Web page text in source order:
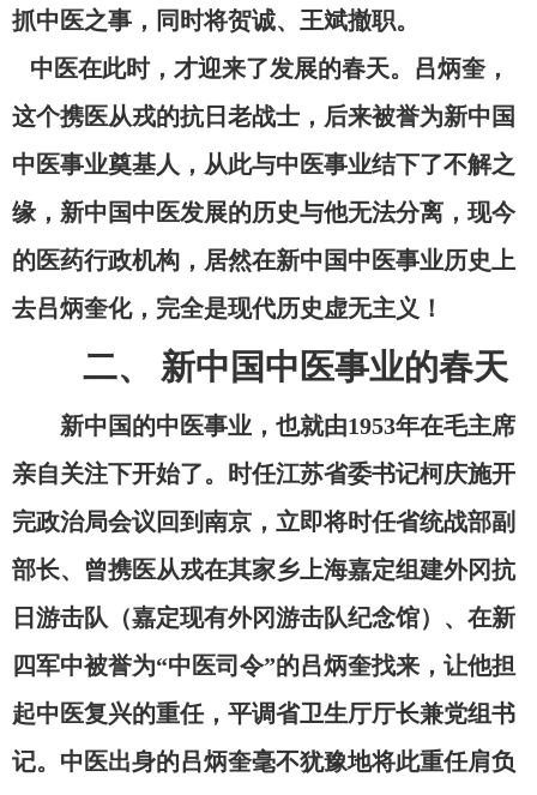
抓中医之事，同时将贺诚、王斌撤职。
中医在此时，才迎来了发展的春天。吕炳奎，
这个携医从戎的抗日老战士，后来被誉为新中国
中医事业奠基人，从此与中医事业结下了不解之
缘，新中国中医发展的历史与他无法分离，现今
的医药行政机构，居然在新中国中医事业历史上
去吕炳奎化，完全是现代历史虚无主义！
二、 新中国中医事业的春天
新中国的中医事业，也就由1953年在毛主席
亲自关注下开始了。时任江苏省委书记柯庆施开
完政治局会议回到南京，立即将时任省统战部副
部长、曾携医从戎在其家乡上海嘉定组建外冈抗
日游击队（嘉定现有外冈游击队纪念馆）、在新
四军中被誉为“中医司令”的吕炳奎找来，让他担
起中医复兴的重任，平调省卫生厅厅长兼党组书
记。中医出身的吕炳奎毫不犹豫地将此重任肩负